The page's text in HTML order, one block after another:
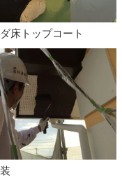
床トップコート